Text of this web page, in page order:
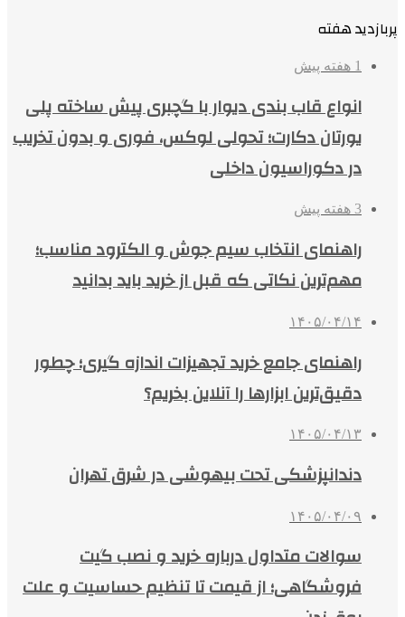
پربازدید هفته
1 هفته پیش
انواع قاب بندی دیوار با گچبری پیش ساخته پلی
یورتان دکارت؛ تحولی لوکس، فوری و بدون تخریب
در دکوراسیون داخلی
3 هفته پیش
راهنمای انتخاب سیم جوش و الکترود مناسب؛
مهم‌ترین نکاتی که قبل از خرید باید بدانید
۱۴۰۵/۰۴/۱۴
راهنمای جامع خرید تجهیزات اندازه گیری؛ چطور
دقیق‌ترین ابزارها را آنلاین بخریم؟
۱۴۰۵/۰۴/۱۳
دندانپزشکی تحت بیهوشی در شرق تهران
۱۴۰۵/۰۴/۰۹
سوالات متداول درباره خرید و نصب گیت
فروشگاهی؛ از قیمت تا تنظیم حساسیت و علت